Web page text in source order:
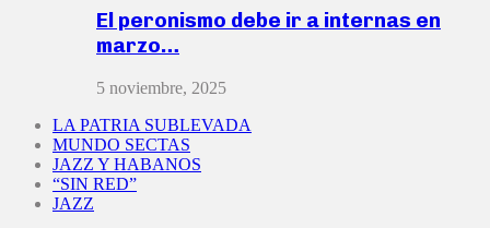
El peronismo debe ir a internas en
marzo…
5 noviembre, 2025
LA PATRIA SUBLEVADA
MUNDO SECTAS
JAZZ Y HABANOS
“SIN RED”
JAZZ